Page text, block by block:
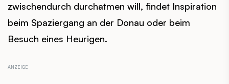
zwischendurch durchatmen will, findet Inspiration
beim Spaziergang an der Donau oder beim
Besuch eines Heurigen.